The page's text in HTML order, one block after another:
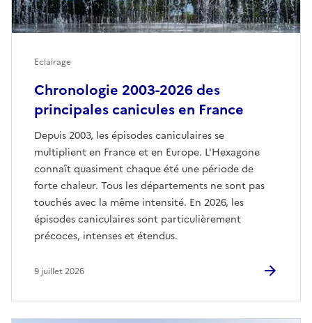
Chronologie 2003-2026 des
principales canicules en France
Depuis 2003, les épisodes caniculaires se
multiplient en France et en Europe. L'Hexagone
connaît quasiment chaque été une période de
forte chaleur. Tous les départements ne sont pas
touchés avec la même intensité. En 2026, les
épisodes caniculaires sont particulièrement
précoces, intenses et étendus.
Eclairage
9 juillet 2026